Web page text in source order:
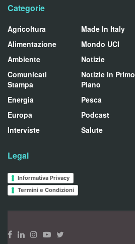
Categorie
Agricoltura
Alimentazione
Ambiente
Comunicati
Stampa
Energia
Europa
Interviste
Made In Italy
Mondo UCI
Notizie
Notizie In Primo
Piano
Pesca
Podcast
Salute
Legal
Informativa Privacy
Termini e Condizioni